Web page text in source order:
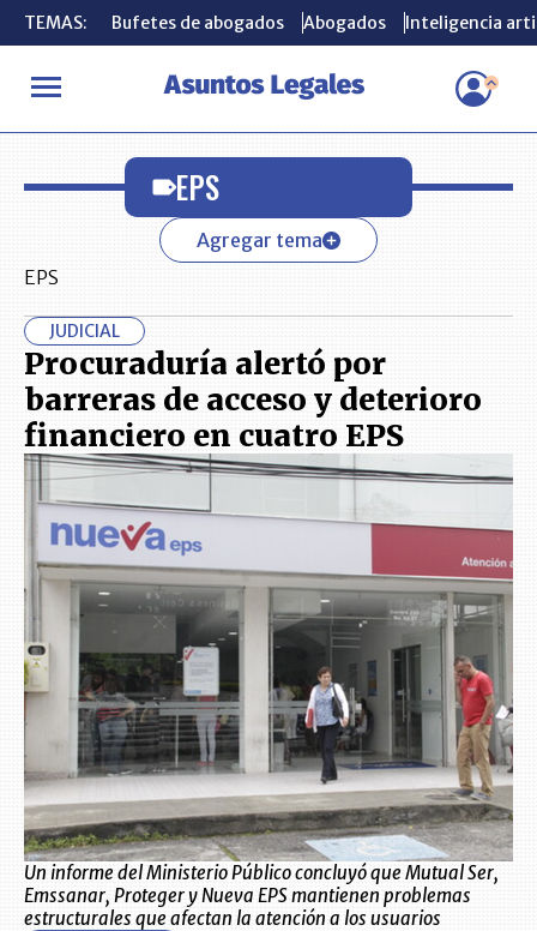
TEMAS: Bufetes de abogados Abogados Inteligencia
INICIO EPS
TEMAS: Bufetes de abogados Abogados Inteligencia
EPS
Agregar tema
EPS
JUDICIAL
Procuraduría alertó por
barreras de acceso y deterioro
financiero en cuatro EPS
Un informe del Ministerio Público concluyó que Mutual Ser,
Emssanar, Proteger y Nueva EPS mantienen problemas
estructurales que afectan la atención a los usuarios